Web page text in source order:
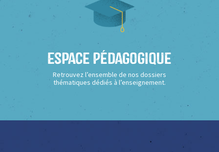
Espace Pédagogique
Retrouvez l’ensemble de nos dossiers
thématiques dédiés à l’enseignement.